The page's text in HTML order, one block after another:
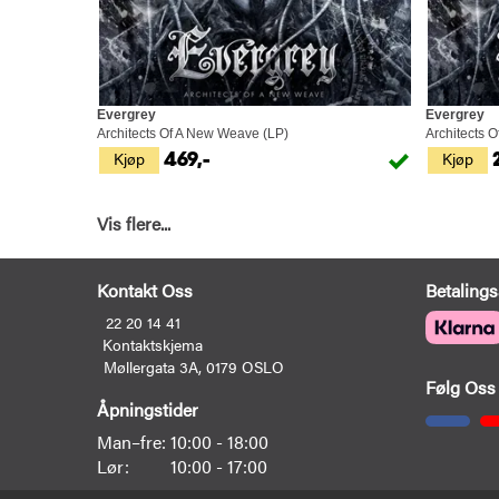
Kjøp
Evergrey
Architects Of A New Weave (LP)
469,- Kjøp
Evergrey
Architects
Vis flere...
Kontakt Oss
22 20 14 41
Kontaktskjema
Møllergata 3A, 0179 OSLO
Åpningstider
Man–fre: 10:00 - 18:00
Lør:
10:00 - 17:00
Følg Oss